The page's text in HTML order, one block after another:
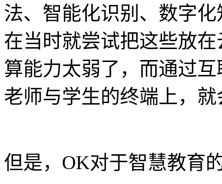
法、智能化识别、数字
在当时就尝试把这些放
算能力太弱了，而通过
老师与学生的终端上，
但是，OK对于智慧教育